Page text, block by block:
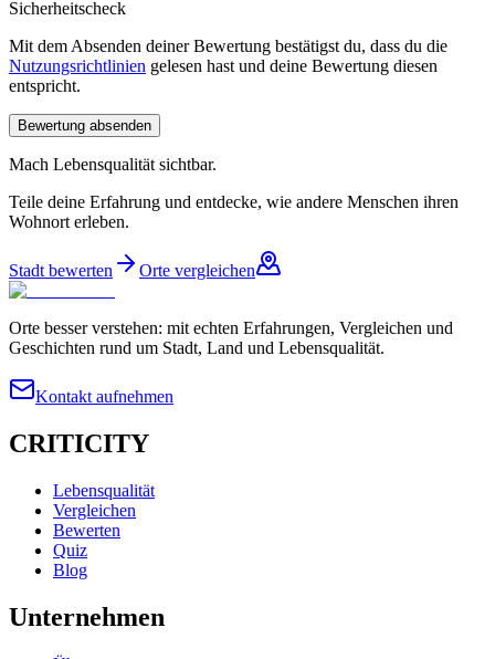
Sicherheitscheck
Mit dem Absenden deiner Bewertung bestätigst du, dass du die
Nutzungsrichtlinien gelesen hast und deine Bewertung diesen
entspricht.
Bewertung absenden
Mach Lebensqualität sichtbar.
Teile deine Erfahrung und entdecke, wie andere Menschen ihren
Wohnort erleben.
Stadt bewerten Orte vergleichen
Orte besser verstehen: mit echten Erfahrungen, Vergleichen und
Geschichten rund um Stadt, Land und Lebensqualität.
Kontakt aufnehmen
CRITICITY
Lebensqualität
Vergleichen
Bewerten
Quiz
Blog
Unternehmen